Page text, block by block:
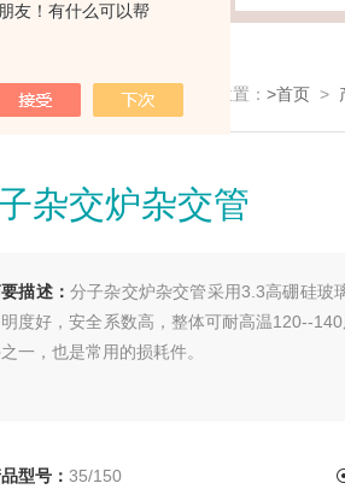
友！有什么可以帮
您现在的位置： >首页 >
杂交炉杂交管
描述：分子杂交炉杂交管采用3.3高硼硅玻
度好，安全系数高，整体可耐高温120--
一，也是常用的损耗件。
型号： 35/150